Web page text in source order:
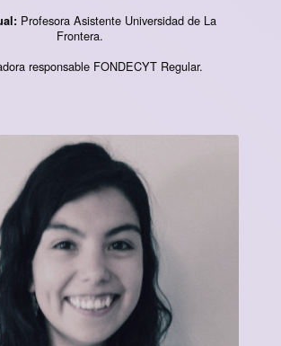
Profesora Asistente Universidad de La
Frontera.
responsable FONDECYT Regular.